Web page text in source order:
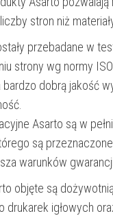
stron niż materiały
przebadane w
strony wg normy
dobrą jakość
Asarto są w
są przeznaczone.
warunków
objęte są
drukarek igłowych